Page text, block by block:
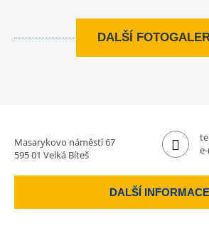
DALŠÍ
Masarykovo náměstí 67
595 01 Velká Bíteš
DALŠÍ INFORMACE